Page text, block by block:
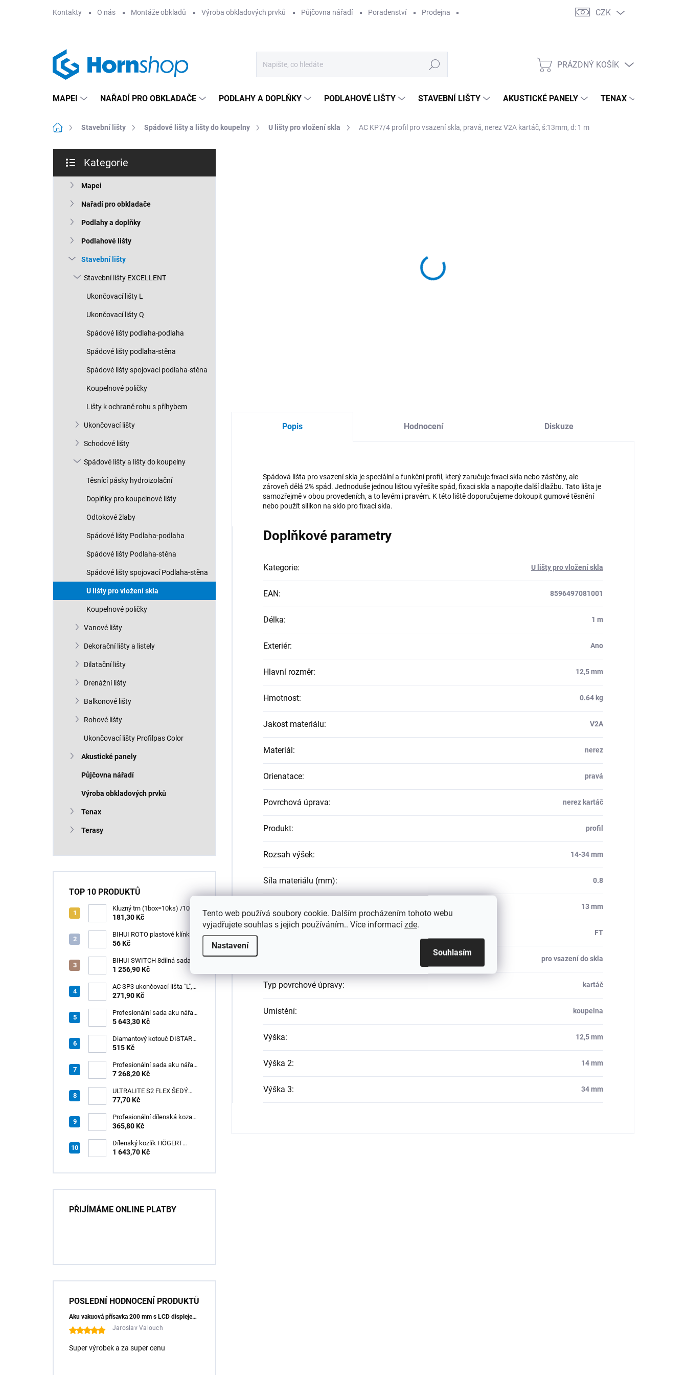
Tento web používá soubory cookie. Dalším procházením tohoto webu
vyjadřujete souhlas s jejich používáním.. Více informací zde.
Nastavení
Souhlasím
Kontakty O nás Montáže obkladů Výroba obkladových prvků Půjčovna nářadí Poradenství Prodejna CZK
Hledat
NÁKUPNÍ
PRÁZDNÝ KOŠÍK
MAPEI NAŘADÍ PRO OBKLADAČE PODLAHY A DOPLŇKY PODLAHOVÉ LIŠTY STAVEBNÍ LIŠTY AKUSTICKÉ PANELY TENAX
Domů Stavební lišty Spádové lišty a lišty do koupelny U lišty pro vložení skla AC KP7/4 profil pro vsazení skla, pravá, nerez V2A kartáč, š:13mm, d: 1 m
s
kategorie
Kategorie
Mapei
Nařadí pro obkladače
Podlahy a doplňky
Podlahové lišty
Stavební lišty
Stavební lišty EXCELLENT
Ukončovací lišty L
Ukončovací lišty Q
Spádové lišty podlaha-podlaha
Spádové lišty podlaha-stěna
Spádové lišty spojovací podlaha-stěna
Koupelnové poličky
Lišty k ochraně rohu s příhybem
Ukončovací lišty
Schodové lišty
Spádové lišty a lišty do koupelny
Těsnící pásky hydroizolační
Doplňky pro koupelnové lišty
Odtokové žlaby
Spádové lišty Podlaha-podlaha
Spádové lišty Podlaha-stěna
Spádové lišty spojovací Podlaha-stěna
U lišty pro vložení skla
Koupelnové poličky
Vanové lišty
Dekorační lišty a listely
Dilatační lišty
Drenážní lišty
Balkonové lišty
Rohové lišty
Ukončovací lišty Profilpas Color
Akustické panely
Půjčovna nářadí
Výroba obkladových prvků
Tenax
Terasy
TOP 10 PRODUKTŮ
Kluzný trn (1box=10ks) /10ks
181,30 Kč
BIHUI ROTO plastové klínky
1–13 mm – balení 50 ks
56 Kč
BIHUI SWITCH 8dílná sada
zubových hladítek INOX –
boxu
1 256,90 Kč
AC SP3 ukončovací lišta "L",
PREMIUM, hliník elox titan, v:
271,90 Kč
Profesionální sada aku nářadí
3v1 HÖGERT
5 643,30 Kč
Diamantový kotouč DISTAR
GREEN CUT
Z60
515 Kč
Profesionální sada aku nářadí
3v1 20V HÖGERT
7 268,20 Kč
ULTRALITE S2 FLEX ŠEDÝ
/15kg
77,70 Kč
Profesionální dílenská koza
HÖGERT HT7G550
365,80 Kč
Dílenský kozlík HÖGERT
HT7G551
1 643,70 Kč
PŘIJÍMÁME ONLINE PLATBY
POSLEDNÍ HODNOCENÍ PRODUKTŮ
Aku vakuová přísavka 200 mm s LCD displejem (150 kg) - HÖGERT HT3B355
Jaroslav Valouch
Super výrobek a za super cenu
Popis Hodnocení Diskuze
Spádová lišta pro vsazení skla je speciální a funkční profil, který zaručuje fixaci skla nebo zástěny, ale
zároveň dělá 2% spád. Jednoduše jednou lištou vyřešíte spád, fixaci skla a napojíte další dlažbu. Tato lišta je
samozřejmě v obou provedeních, a to levém i pravém. K této liště doporučujeme dokoupit gumové těsnění
nebo použít silikon na sklo pro fixaci skla.
Doplňkové parametry
Kategorie: U lišty pro vložení skla
EAN: 8596497081001
Délka: 1 m
Exteriér: Ano
Hlavní rozměr: 12,5 mm
Hmotnost: 0.64 kg
Jakost materiálu: V2A
Materiál: nerez
Orienatace: pravá
Povrchová úprava: nerez kartáč
Produkt: profil
Rozsah výšek: 14-34 mm
Síla materiálu (mm): 0.8
13 mm
FT
pro vsazení do skla
Typ povrchové úpravy: kartáč
Umístění: koupelna
Výška: 12,5 mm
Výška 2: 14 mm
Výška 3: 34 mm